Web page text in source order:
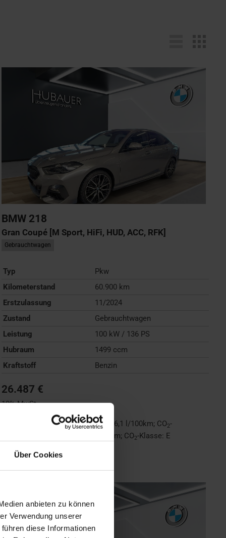
Über Cookies
anbieten zu können
Verwendung unserer
diese Informationen
BMW 218
Gran Coupé [M Sport, HiFi, HUD, ACC, RFK]
Gebrauchtwagen
Typ
Pkw
Kilometerstand
60.900 km
Erstzulassung
11/2024
Zustand
Gebrauchtwagen
Leistung
100 kW / 136 PS
Hubraum
1499 ccm
Kraftstoff
Benzin
26.487 €
19% MwSt.
Kraftstoffverbrauch (kombiniert): 6,1 l/100km; CO2-
138 g/km; CO2-Klasse: E
FAHRZEUG ANZEIGEN